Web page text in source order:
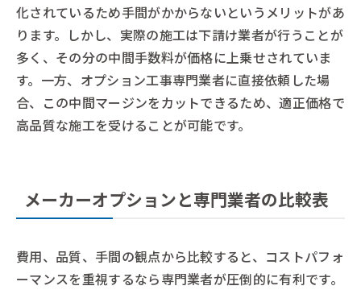
化されているため手間がかからないというメリットがあ
ります。しかし、実際の施工は下請け業者が行うことが
多く、その分の中間手数料が価格に上乗せされていま
す。一方、オプション工事専門業者に直接依頼した場
合、この中間マージンをカットできるため、適正価格で
高品質な施工を受けることが可能です。
メーカーオプションと専門業者の比較表
費用、品質、手間の観点から比較すると、コストパフォ
ーマンスを重視するなら専門業者が圧倒的に有利です。